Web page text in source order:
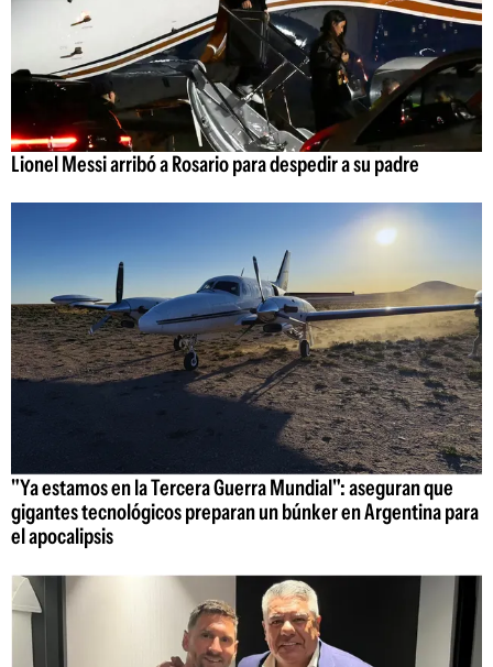
Lionel Messi arribó a Rosario para despedir a su padre
"Ya estamos en la Tercera Guerra Mundial": aseguran que
gigantes tecnológicos preparan un búnker en Argentina para
el apocalipsis